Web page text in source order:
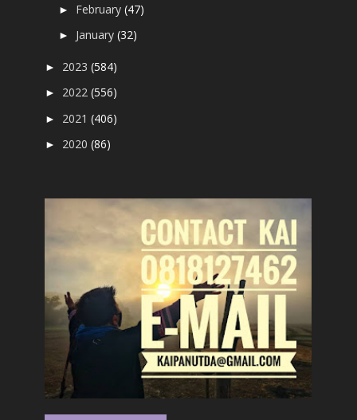
► February(47)
► January(32)
► 2023(584)
► 2022(556)
► 2021(406)
► 2020(86)